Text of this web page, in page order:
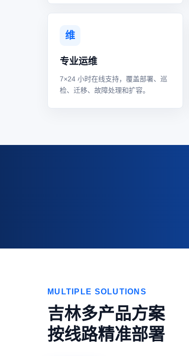
维
专业运维
7×24 小时在线支持，覆盖部署、巡
检、迁移、故障处理和扩容。
MULTIPLE SOLUTIONS
吉林多产品方案
按线路精准部署